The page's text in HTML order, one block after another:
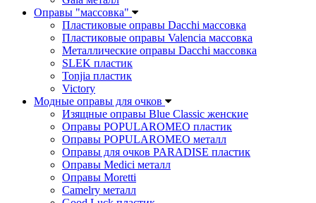
Оправы "массовка"
Пластиковые оправы Dacchi массовка
Пластиковые оправы Valencia массовка
Металлические оправы Dacchi массовка
SLEK пластик
Tonjia пластик
Victory
Модные оправы для очков
Изящные оправы Blue Classic женские
Оправы POPULAROMEO пластик
Оправы POPULAROMEO металл
Оправы для очков PARADISE пластик
Оправы Medici металл
Оправы Moretti
Camelry металл